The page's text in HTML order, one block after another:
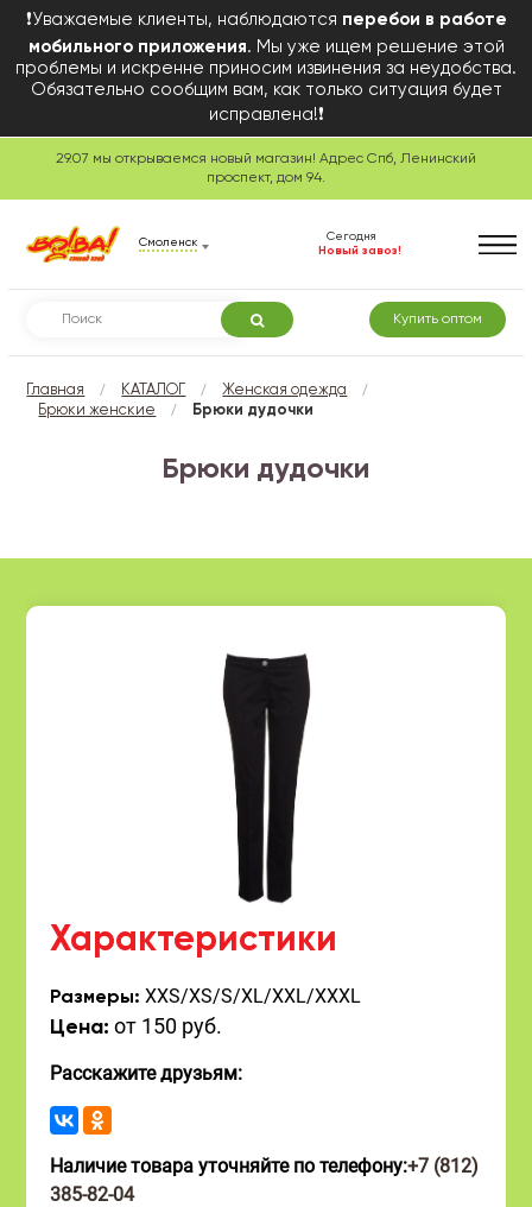
❗Уважаемые клиенты, наблюдаются перебои в работе
мобильного приложения. Мы уже ищем решение этой
проблемы и искренне приносим извинения за неудобства.
Обязательно сообщим вам, как только ситуация будет
исправлена!❗
29.07 мы открываемся новый магазин! Адрес Спб, Ленинский
проспект, дом 94.
Смоленск
Сегодня
Новый завоз!
Купить оптом
Главная / КАТАЛОГ / Женская одежда /
Брюки женские / Брюки дудочки
Брюки дудочки
Характеристики
Размеры:XXS/XS/S/XL/XXL/XXXL
Цена: от 150 руб.
Расскажите друзьям:
Наличие товара уточняйте по телефону:+7 (812)
385-82-04